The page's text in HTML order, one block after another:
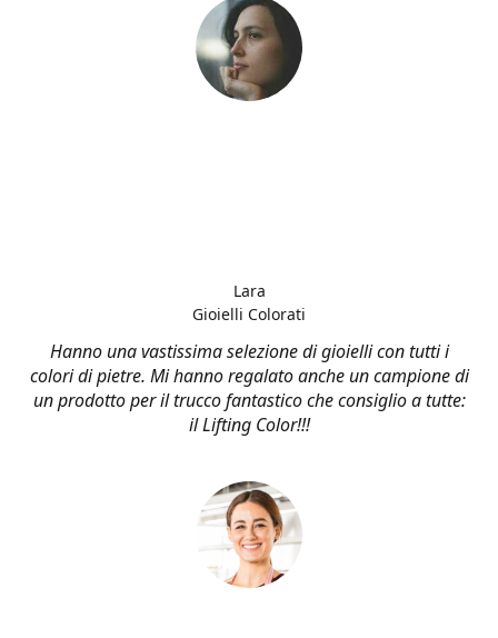
Hanno una vastissima selezione di gioielli con tutti i
colori di pietre. Mi hanno regalato anche un campione di
un prodotto per il trucco fantastico che consiglio a tutte:
il Lifting Color!!!
Lara
Gioielli Colorati